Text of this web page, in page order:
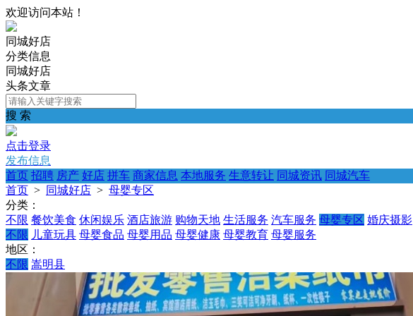
欢迎访问本站！
同城好店
分类信息
同城好店
头条文章
搜 索
点击登录
发布信息
首页 招聘 房产 好店 拼车 商家信息 本地服务 生意转让 同城资讯 同城汽车
首页 > 同城好店 > 母婴专区
分类：
不限 餐饮美食 休闲娱乐 酒店旅游 购物天地 生活服务 汽车服务 母婴专区 婚庆摄影
不限 儿童玩具 母婴食品 母婴用品 母婴健康 母婴教育 母婴服务
地区：
不限 嵩明县